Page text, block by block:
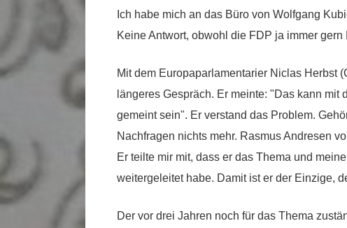
Ich habe mich an das Büro von Wolfgang
Keine Antwort, obwohl die FDP ja immer
Mit dem Europaparlamentarier Niclas Herbst
längeres Gespräch. Er meinte: "Das kann
gemeint sein". Er verstand das Problem.
Nachfragen nichts mehr. Rasmus Andresen
Er teilte mir mit, dass er das Thema und
weitergeleitet habe. Damit ist er der Einzige,
Der vor drei Jahren noch für das Thema